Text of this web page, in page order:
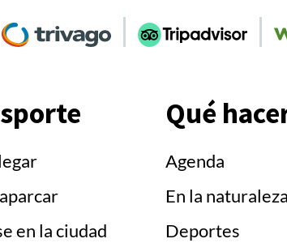
Ir
Trivago'
Ir
TripAdvisor'
Ir
en la ciudad
Qué
Agenda
En la naturaleza
Deportes